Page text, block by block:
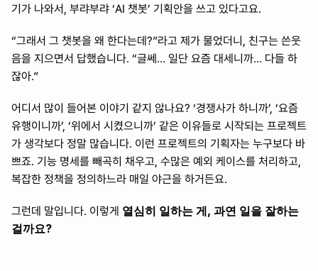
기가 나와서, 부랴부랴 ‘AI 챗봇’ 기획안을 쓰고 있다고요.
“그래서 그 챗봇을 왜 한다는데?”라고 제가 물었더니, 친구는 쓴웃
음을 지으면서 답했습니다. “글쎄… 일단 요즘 대세니까… 다들 하
잖아.”
어디서 많이 들어본 이야기 같지 않나요? ‘경쟁사가 하니까’, ‘요즘
유행이니까’, ‘위에서 시켰으니까’ 같은 이유들로 시작되는 프로젝트
가 생각보다 정말 많습니다. 이런 프로젝트의 기획자는 누구보다 바
쁘죠. 기능 명세를 빼곡히 채우고, 수많은 예외 케이스를 처리하고,
복잡한 정책을 정의하느라 매일 야근을 하거든요.
그런데 말입니다. 이렇게 열심히 일하는 게, 과연 일을 잘하는
걸까요?